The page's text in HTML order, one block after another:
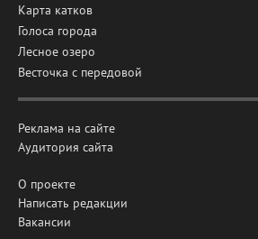
Карта катков
Голоса города
Лесное озеро
Весточка с передовой
Реклама на сайте
Аудитория сайта
О проекте
Написать редакции
Вакансии